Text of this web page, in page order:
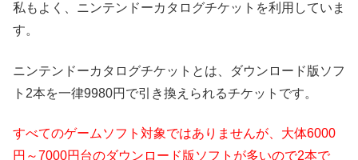
私もよく、ニンテンドーカタログチケットを利用していま
す。
ニンテンドーカタログチケットとは、ダウンロード版ソフ
ト2本を一律9980円で引き換えられるチケットです。
すべてのゲームソフト対象ではありませんが、大体6000
円～7000円台のダウンロード版ソフトが多いので2本で